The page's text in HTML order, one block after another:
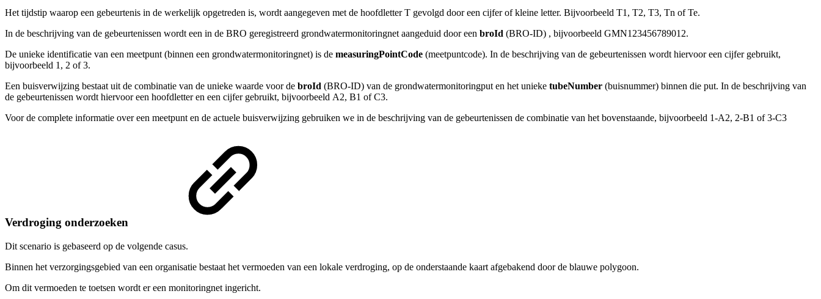
Het tijdstip waarop een gebeurtenis in de werkelijk opgetreden is, wordt aangegeven met de hoofdletter T gevolgd door een cijfer of kleine letter. Bijvoorbeeld T1, T2, T3, Tn of Te.
In de beschrijving van de gebeurtenissen wordt een in de BRO geregistreerd grondwatermonitoringnet aangeduid door een broId (BRO-ID) , bijvoorbeeld GMN123456789012.
De unieke identificatie van een meetpunt (binnen een grondwatermonitoringnet) is de measuringPointCode (meetpuntcode). In de beschrijving van de gebeurtenissen wordt hiervoor een cijfer gebruikt,
bijvoorbeeld 1, 2 of 3.
Een buisverwijzing bestaat uit de combinatie van de unieke waarde voor de broId (BRO-ID) van de grondwatermonitoringput en het unieke tubeNumber (buisnummer) binnen die put. In de beschrijving van
de gebeurtenissen wordt hiervoor een hoofdletter en een cijfer gebruikt, bijvoorbeeld A2, B1 of C3.
Voor de complete informatie over een meetpunt en de actuele buisverwijzing gebruiken we in de beschrijving van de gebeurtenissen de combinatie van het bovenstaande, bijvoorbeeld 1-A2, 2-B1 of 3-C3
Verdroging onderzoeken
Dit scenario is gebaseerd op de volgende casus.
Binnen het verzorgingsgebied van een organisatie bestaat het vermoeden van een lokale verdroging, op de onderstaande kaart afgebakend door de blauwe polygoon.
Om dit vermoeden te toetsen wordt er een monitoringnet ingericht.